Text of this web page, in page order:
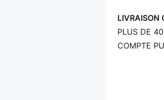
LIVRAISON
PLUS DE
COMPTE